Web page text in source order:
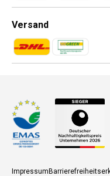
Versand
Zahlungsmethoden
Zahlungsmethoden
Impressum